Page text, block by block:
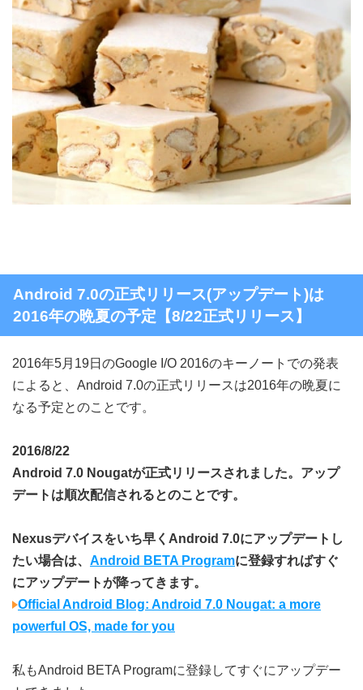
Android 7.0の正式リリース(アップデート)は
2016年の晩夏の予定【8/22正式リリース】
2016年5月19日のGoogle I/O 2016のキーノートでの発表
によると、Android 7.0の正式リリースは2016年の晩夏に
なる予定とのことです。
2016/8/22
Android 7.0 Nougatが正式リリースされました。アップ
デートは順次配信されるとのことです。
Nexusデバイスをいち早くAndroid 7.0にアップデートし
たい場合は、 Android BETA Programに登録すればすぐ
にアップデートが降ってきます。
Official Android Blog: Android 7.0 Nougat: a more
powerful OS, made for you
私もAndroid BETA Programに登録してすぐにアップデー